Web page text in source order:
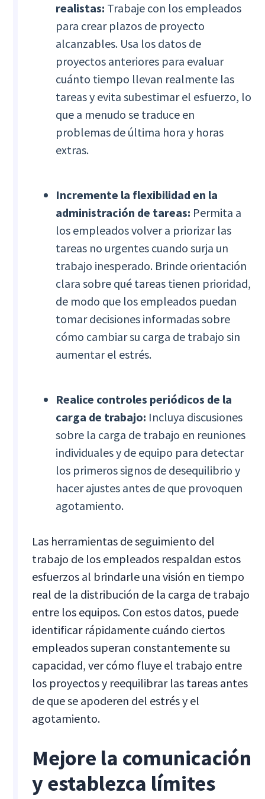
realistas: Trabaje con los empleados
para crear plazos de proyecto
alcanzables. Usa los datos de
proyectos anteriores para evaluar
cuánto tiempo llevan realmente las
tareas y evita subestimar el esfuerzo, lo
que a menudo se traduce en
problemas de última hora y horas
extras.
Incremente la flexibilidad en la
administración de tareas: Permita a
los empleados volver a priorizar las
tareas no urgentes cuando surja un
trabajo inesperado. Brinde orientación
clara sobre qué tareas tienen prioridad,
de modo que los empleados puedan
tomar decisiones informadas sobre
cómo cambiar su carga de trabajo sin
aumentar el estrés.
Realice controles periódicos de la
carga de trabajo: Incluya discusiones
sobre la carga de trabajo en reuniones
individuales y de equipo para detectar
los primeros signos de desequilibrio y
hacer ajustes antes de que provoquen
agotamiento.
Las herramientas de seguimiento del
trabajo de los empleados respaldan estos
esfuerzos al brindarle una visión en tiempo
real de la distribución de la carga de trabajo
entre los equipos. Con estos datos, puede
identificar rápidamente cuándo ciertos
empleados superan constantemente su
capacidad, ver cómo fluye el trabajo entre
los proyectos y reequilibrar las tareas antes
de que se apoderen del estrés y el
agotamiento.
Mejore la comunicación
y establezca límites